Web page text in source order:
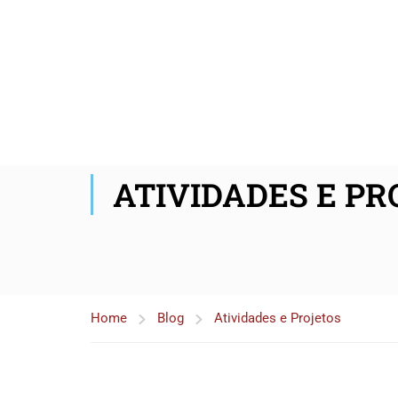
ATIVIDADES E
Home Blog Atividades e Projetos